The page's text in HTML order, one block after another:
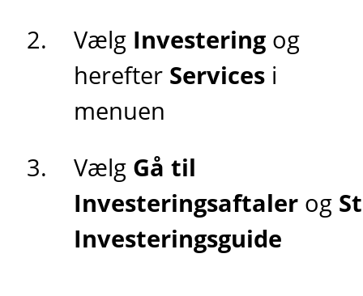
Vælg Investering og
herefter Services i
menuen
Vælg Gå til
Investeringsaftaler og
Investeringsguide